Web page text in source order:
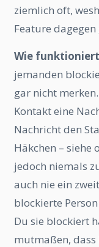
ziemlich oft,
Feature
Wie
jemanden
gar nicht
Kontakt eine
Nachricht den
Häkchen – siehe
jedoch niemals
auch nie ein
blockierte
Du sie blockiert
mutmaßen, dass